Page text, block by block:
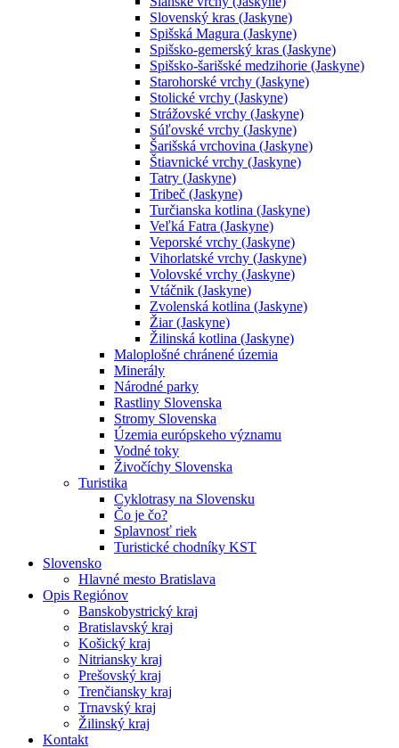
Slovenský kras (Jaskyne)
Spišská Magura (Jaskyne)
Spišsko-gemerský kras (Jaskyne)
Spišsko-šarišské medzihorie (Jaskyne)
Starohorské vrchy (Jaskyne)
Stolické vrchy (Jaskyne)
Strážovské vrchy (Jaskyne)
Súľovské vrchy (Jaskyne)
Šarišská vrchovina (Jaskyne)
Štiavnické vrchy (Jaskyne)
Tatry (Jaskyne)
Tribeč (Jaskyne)
Turčianska kotlina (Jaskyne)
Veľká Fatra (Jaskyne)
Veporské vrchy (Jaskyne)
Vihorlatské vrchy (Jaskyne)
Volovské vrchy (Jaskyne)
Vtáčnik (Jaskyne)
Zvolenská kotlina (Jaskyne)
Žiar (Jaskyne)
Žilinská kotlina (Jaskyne)
Maloplošné chránené územia
Minerály
Národné parky
Rastliny Slovenska
Stromy Slovenska
Územia európskeho významu
Vodné toky
Živočíchy Slovenska
Turistika
Cyklotrasy na Slovensku
Čo je čo?
Splavnosť riek
Turistické chodníky KST
Slovensko
Hlavné mesto Bratislava
Opis Regiónov
Banskobystrický kraj
Bratislavský kraj
Košický kraj
Nitriansky kraj
Prešovský kraj
Trenčiansky kraj
Trnavský kraj
Žilinský kraj
Kontakt